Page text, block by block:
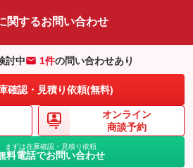
Bluetooth接続
クリーンディーゼル
：装備なし
展示・試乗車
：装備なし
：装備なし
ETC
：装備なし
スマートキー
：装備なし
ランフラットタイヤ
：装備なし
：装備なし
フルフラットシート
：装備なし
関するお問い合わせ
討中 1件の問い合わせあり
確認・見積り依頼(無料)
オンライン
商談予約
まずは在庫確認・見積り依頼
料電話でお問い合わせ